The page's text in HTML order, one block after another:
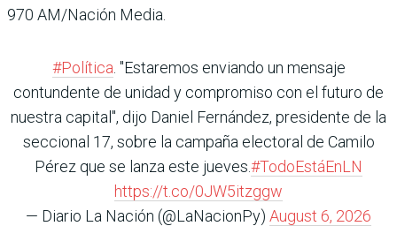
970 AM/Nación Media.
#Política . "Estaremos enviando un mensaje
contundente de unidad y compromiso con el futuro de
nuestra capital", dijo Daniel Fernández, presidente de la
seccional 17, sobre la campaña electoral de Camilo
Pérez que se lanza este jueves.#TodoEstáEnLN
https://t.co/0JW5itzggw
— Diario La Nación (@LaNacionPy) August 6, 2026